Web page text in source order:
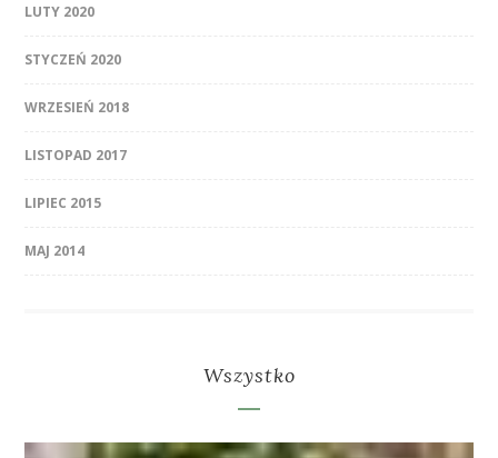
LUTY 2020
STYCZEŃ 2020
WRZESIEŃ 2018
LISTOPAD 2017
LIPIEC 2015
MAJ 2014
Wszystko